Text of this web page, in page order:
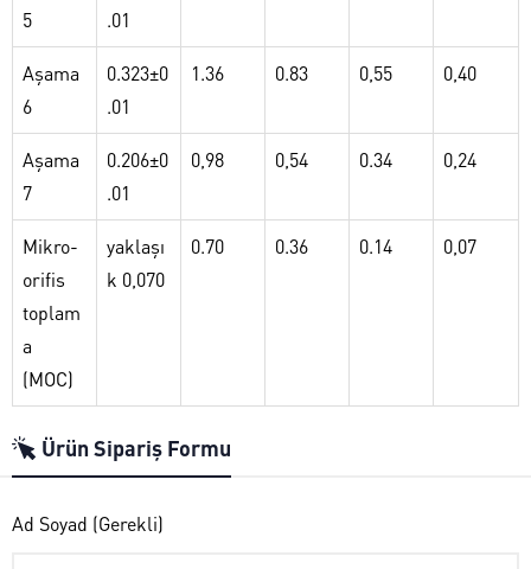
5
.01
Aşama
6
0.323±0
.01
1.36 0.83 0,55 0,40
Aşama
7
0.206±0
.01
0,98 0,54 0.34 0,24
Mikro-
orifis
toplam
a
(MOC)
yaklaşı
k 0,070
0.70 0.36 0.14 0,07
Ürün Sipariş Formu
Ad Soyad (Gerekli)